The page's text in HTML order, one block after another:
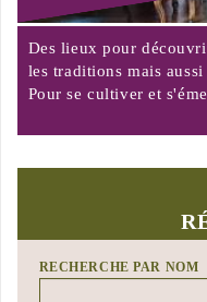
Des lieux pour
les traditions mais
Pour se cultiver et
RECHERCHE PAR NOM